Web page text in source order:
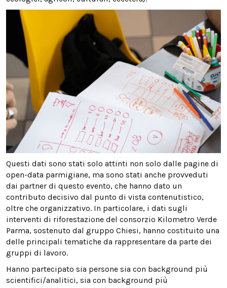
Questi dati sono stati solo attinti non solo dalle pagine di
open-data parmigiane, ma sono stati anche provveduti
dai partner di questo evento, che hanno dato un
contributo decisivo dal punto di vista contenutistico,
oltre che organizzativo. In particolare, i dati sugli
interventi di riforestazione del consorzio Kilometro Verde
Parma, sostenuto dal gruppo Chiesi, hanno costituito una
delle principali tematiche da rappresentare da parte dei
gruppi di lavoro.
Hanno partecipato sia persone sia con background più
scientifici/analitici, sia con background più